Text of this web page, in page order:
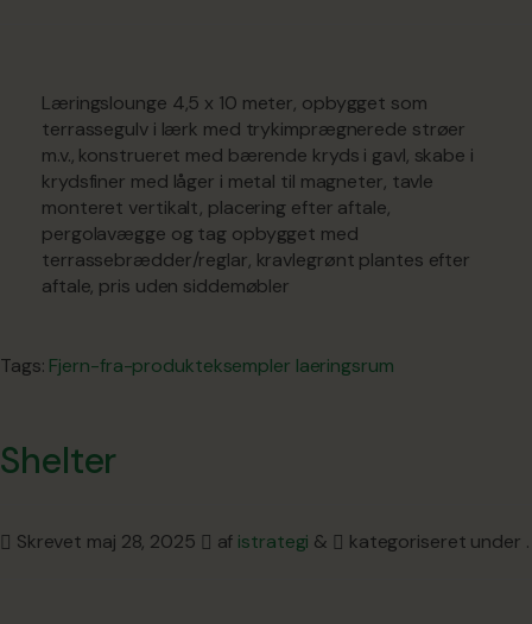
Læringslounge 4,5 x 10 meter, opbygget som
terrassegulv i lærk med trykimprægnerede strøer
m.v., konstrueret med bærende kryds i gavl, skabe i
krydsfiner med låger i metal til magneter, tavle
monteret vertikalt, placering efter aftale,
pergolavægge og tag opbygget med
terrassebrædder/reglar, kravlegrønt plantes efter
aftale, pris uden siddemøbler
Tags: Fjern-fra-produkteksempler laeringsrum
Shelter
Skrevet maj 28, 2025 af istrategi & kategoriseret under .